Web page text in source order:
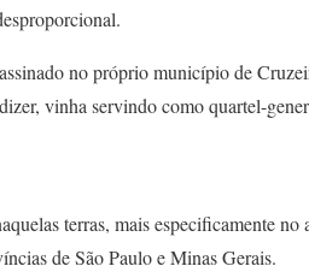
no próprio município de
vinha servindo como quartel-
terras, mais especificamente no
de São Paulo e Minas Gerais.